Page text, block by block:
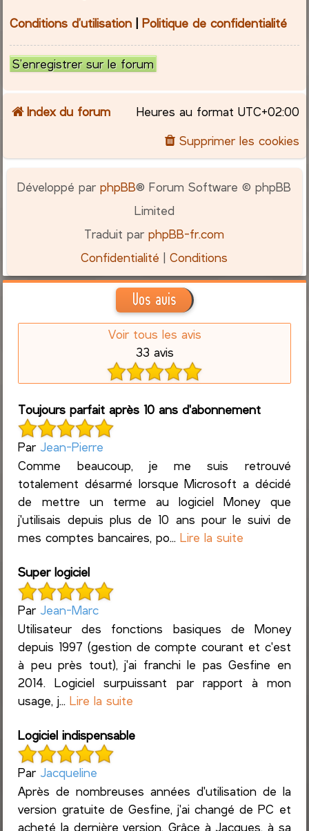
Conditions d’utilisation |Politique de confidentialité
S’enregistrer sur le forum
Index du forum Heures au format UTC+02:00
Supprimer les cookies
Développé parphpBB® Forum Software © phpBB
Limited
Traduit parphpBB-fr.com
Confidentialité |Conditions
Vos avis
Voir tous les avis
33 avis
Toujours parfait après 10 ans d'abonnement
Par Jean-Pierre
Comme beaucoup, je me suis retrouvé
totalement désarmé lorsque Microsoft a décidé
de mettre un terme au logiciel Money que
j'utilisais depuis plus de 10 ans pour le suivi de
mes comptes bancaires, po...Lire la suite
Super logiciel
Par Jean-Marc
Utilisateur des fonctions basiques de Money
depuis 1997 (gestion de compte courant et c'est
à peu près tout), j'ai franchi le pas Gesfine en
2014. Logiciel surpuissant par rapport à mon
usage, j...Lire la suite
Logiciel indispensable
Par Jacqueline
Après de nombreuses années d'utilisation de la
version gratuite de Gesfine, j'ai changé de PC et
acheté la dernière version. Grâce à Jacques, à sa